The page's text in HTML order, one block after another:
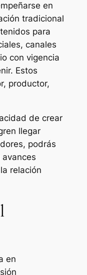
en
tradicional
para
canales
con vigencia
Estos
productor,
de crear
llegar
podrás
relación
en